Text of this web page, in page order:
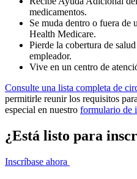
medicamentos.
Se muda dentro o fuera de
Health Medicare.
Pierde la cobertura de
empleador.
Vive en un centro de
Consulte una lista completa de
permitirle reunir los requisitos
especial en nuestro formulario de
¿Está listo para
Inscríbase ahora